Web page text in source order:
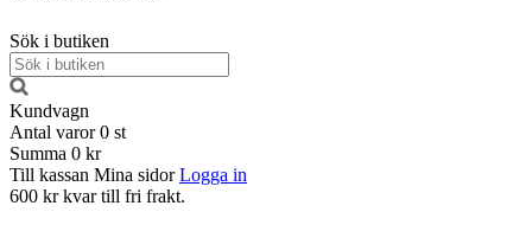
Sök i butiken
Kundvagn
Antal varor 0 st
Summa 0 kr
Till kassan Mina sidor Logga in
600 kr kvar till fri frakt.